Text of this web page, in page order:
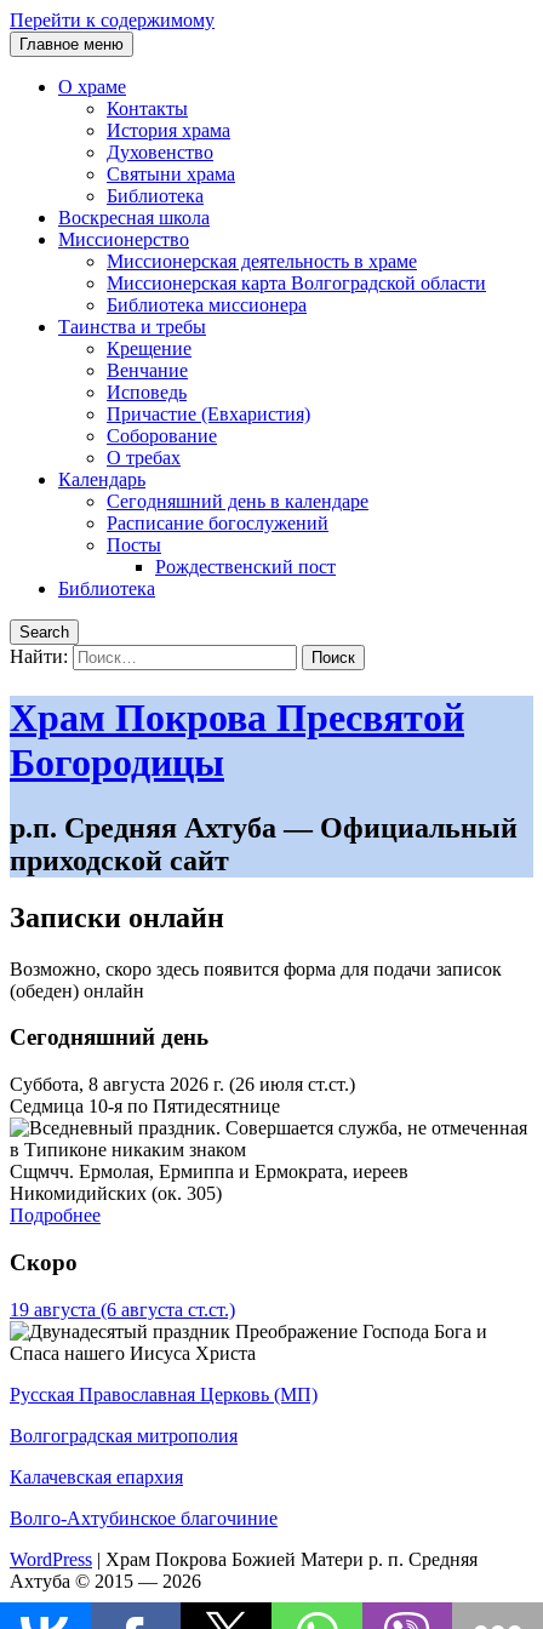
Перейти к содержимому
Главное меню
О храме
Контакты
История храма
Духовенство
Святыни храма
Библиотека
Воскресная школа
Миссионерство
Миссионерская деятельность в храме
Миссионерская карта Волгоградской области
Библиотека миссионера
Таинства и требы
Крещение
Венчание
Исповедь
Причастие (Евхаристия)
Соборование
О требах
Календарь
Сегодняшний день в календаре
Расписание богослужений
Посты
Рождественский пост
Библиотека
Search
Найти:
Храм Покрова Пресвятой
Богородицы
р.п. Средняя Ахтуба — Официальный
приходской сайт
Записки онлайн
Возможно, скоро здесь появится форма для подачи записок
(обеден) онлайн
Сегодняшний день
Суббота, 8 августа 2026 г. (26 июля ст.ст.)
Седмица 10-я по Пятидесятнице
Сщмчч. Ермолая, Ермиппа и Ермократа, иереев
Никомидийских (ок. 305)
Подробнее
Скоро
19 августа (6 августа ст.ст.)
Преображение Господа Бога и
Спаса нашего Иисуса Христа
Русская Православная Церковь (МП)
Волгоградская митрополия
Калачевская епархия
Волго-Ахтубинское благочиние
WordPress | Храм Покрова Божией Матери р. п. Средняя
Ахтуба © 2015 — 2026